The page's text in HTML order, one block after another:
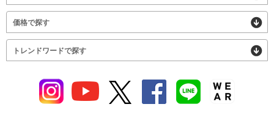
価格で探す
トレンドワードで探す